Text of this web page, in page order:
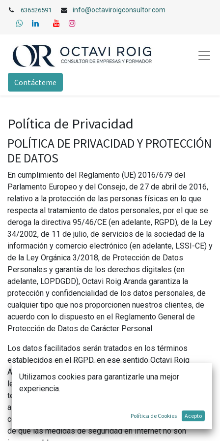
636526591 info@octaviroigconsultor.com
Contácteme
Política de Privacidad
POLÍTICA DE PRIVACIDAD Y PROTECCIÓN
DE DATOS
En cumplimiento del Reglamento (UE) 2016/679 del
Parlamento Europeo y del Consejo, de 27 de abril de 2016,
relativo a la protección de las personas físicas en lo que
respecta al tratamiento de datos personales, por el que se
deroga la directiva 95/46/CE (en adelante, RGPD), de la Ley
34/2002, de 11 de julio, de servicios de la sociedad de la
información y comercio electrónico (en adelante, LSSI-CE) y
de la Ley Orgánica 3/2018, de Protección de Datos
Personales y garantía de los derechos digitales (en
adelante, LOPDGDD), Octavi Roig Aranda garantiza la
protección y confidencialidad de los datos personales, de
cualquier tipo que nos proporcionen nuestros clientes, de
acuerdo con lo dispuesto en el Reglamento General de
Protección de Datos de Carácter Personal.
Los datos facilitados serán tratados en los términos
establecidos en el RGPD, en ese sentido ​Octavi Roig
Aranda ha adoptado los niveles de protección que
legalmente se exigen, y ha instalado todas las medidas
técnicas a su alcance para evitar la pérdida, mal uso,
alteración, acceso no autorizado por terceros, expuestos a
continuación. No obstante, el usuario debe ser consciente
de que las medidas de seguridad en Internet no son
Utilizamos cookies para garantizarle una mejor
experiencia.
Política de Cookies Acepto